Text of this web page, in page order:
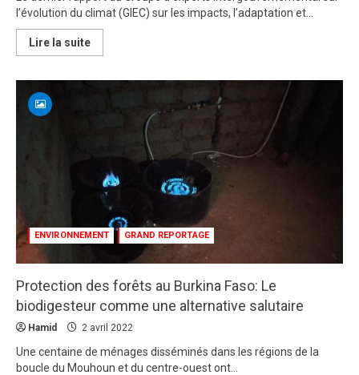
l’évolution du climat (GIEC) sur les impacts, l’adaptation et...
Lire la suiteEn
savoir
Nous
agir
maintenant
nous
adapter
»,
dixit
Christopher
Trisos.
ENVIRONNEMENT GRAND REPORTAGE
Protection des forêts au Burkina Faso: Le
biodigesteur comme une alternative salutaire
Hamid 2 avril 2022
Une centaine de ménages disséminés dans les régions de la
boucle du Mouhoun et du centre-ouest ont...